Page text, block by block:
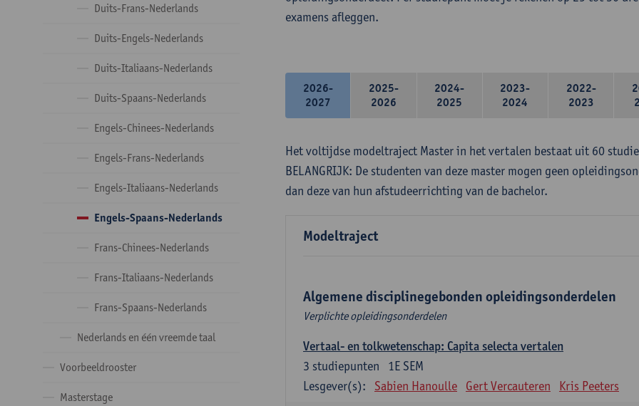
Duits-Frans-Nederlands
Duits-Engels-Nederlands
Duits-Italiaans-Nederlands
Duits-Spaans-Nederlands
Engels-Chinees-Nederlands
Engels-Frans-Nederlands
Engels-Italiaans-Nederlands
Engels-Spaans-Nederlands
Frans-Chinees-Nederlands
Frans-Italiaans-Nederlands
Frans-Spaans-Nederlands
Nederlands en één vreemde taal
Voorbeeldrooster
Masterstage
examens afleggen.
2026-
2027
2025-
2026
2024-
2025
2023-
2024
2022-
2023
Het voltijdse modeltraject Master in het vertalen bestaat uit 60
BELANGRIJK: De studenten van deze master mogen geen
dan deze van hun afstudeerrichting van de bachelor.
Modeltraject
Algemene disciplinegebonden opleidingsonderdelen
Verplichte opleidingsonderdelen
Vertaal- en tolkwetenschap: Capita selecta vertalen
1E SEM
3 studiepunten
Lesgever(s):
Sabien Hanoulle Gert Vercauteren Kris Peeters